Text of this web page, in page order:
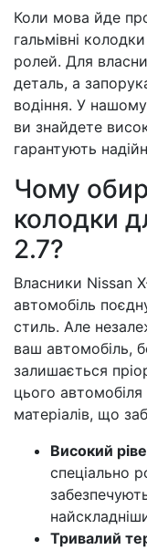
Коли мова йде
гальмівні
ролей. Для
деталь, а
водіння. У нашому
ви знайдете
гарантують
Чому
колодки
2.7?
Власники Nissan
автомобіль
стиль. Але
ваш автомобіль,
залишається
цього
матеріалів, що
Високий
спеціально
Тривалий